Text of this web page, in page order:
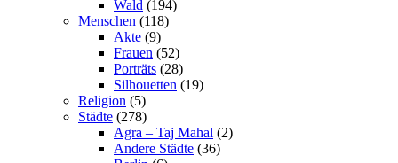
Wald (194)
Menschen (118)
Akte (9)
Frauen (52)
Porträts (28)
Silhouetten (19)
Religion (5)
Städte (278)
Agra – Taj Mahal (2)
Andere Städte (36)